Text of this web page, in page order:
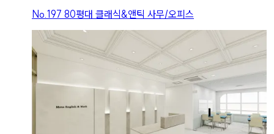
No.197 80평대 클래식&앤틱 사무/오피스